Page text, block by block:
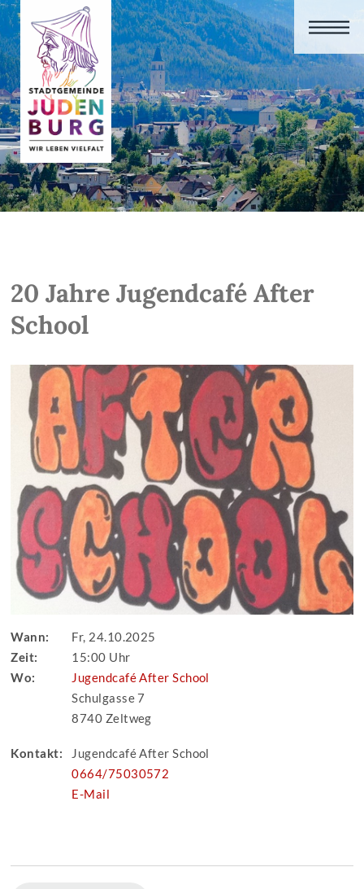
20 Jahre Jugendcafé After
School
Wann:
Fr, 24.10.2025
Zeit:
15:00 Uhr
Wo:
Jugendcafé After School
Schulgasse 7
8740 Zeltweg
Kontakt:
Jugendcafé After School
0664/75030572
E-Mail